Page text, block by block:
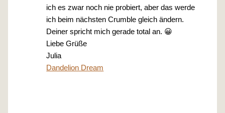
ich es zwar noch nie probiert, aber das werde
ich beim nächsten Crumble gleich ändern.
Deiner spricht mich gerade total an. 😀
Liebe Grüße
Julia
Dandelion Dream